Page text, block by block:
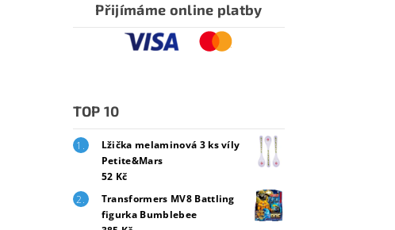
Přijímáme online platby
TOP 10
Lžička melaminová 3 ks víly
Petite&Mars
52 Kč
Transformers MV8 Battling
figurka Bumblebee